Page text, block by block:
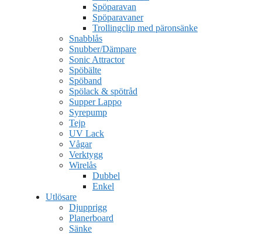
Spöparavan
Spöparavaner
Trollingclip med päronsänke
Snabblås
Snubber/Dämpare
Sonic Attractor
Spöbälte
Spöband
Spölack & spötråd
Supper Lappo
Syrepump
Tejp
UV Lack
Vågar
Verktygg
Wirelås
Dubbel
Enkel
Utlösare
Djupprigg
Planerboard
Sänke